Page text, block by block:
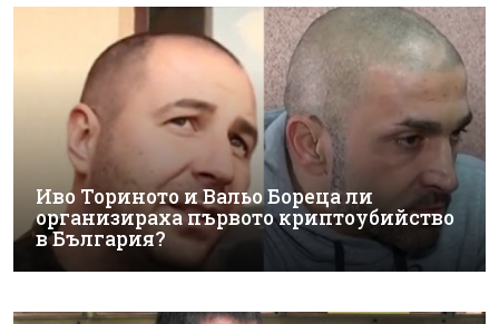
Иво Ториното и Вальо Бореца ли
организираха първото криптоубийство
в България?